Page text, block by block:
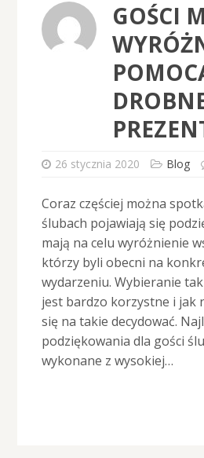
GOŚCI
26 stycznia 2020 Blog
Coraz częściej można
ślubach pojawiają się
mają na celu wyróżnienie
którzy byli obecni na
wydarzeniu. Wybieranie
jest bardzo korzystne i jak
się na takie decydować.
podziękowania dla gości
wykonane z wysokiej…